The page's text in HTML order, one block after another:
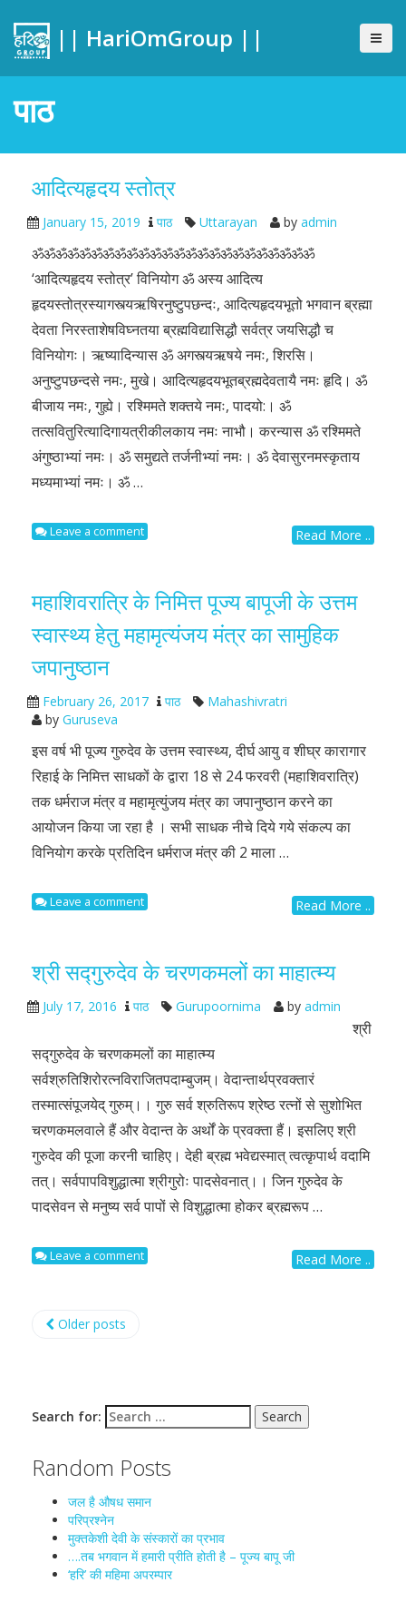
|| HariOmGroup ||
पाठ
आदित्यहृदय स्तोत्र
January 15, 2019 पाठ Uttarayan by admin
ॐॐॐॐॐॐॐॐॐॐॐॐॐॐॐॐॐॐॐॐॐॐॐॐ
‘आदित्यहृदय स्तोत्र’ विनियोग ॐ अस्य आदित्य
हृदयस्तोत्रस्यागस्त्यऋषिरनुष्टुपछन्दः, आदित्यहृदयभूतो भगवान ब्रह्मा
देवता निरस्ताशेषविघ्नतया ब्रह्मविद्यासिद्धौ सर्वत्र जयसिद्धौ च
विनियोगः। ऋष्यादिन्यास ॐ अगस्त्यऋषये नमः, शिरसि।
अनुष्टुपछन्दसे नमः, मुखे। आदित्यहृदयभूतब्रह्मदेवतायै नमः हृदि। ॐ
बीजाय नमः, गुह्ये। रश्मिमते शक्तये नमः, पादयो:। ॐ
तत्सवितुरित्यादिगायत्रीकीलकाय नमः नाभौ। करन्यास ॐ रश्मिमते
अंगुष्ठाभ्यां नमः। ॐ समुद्यते तर्जनीभ्यां नमः। ॐ देवासुरनमस्कृताय
मध्यमाभ्यां नमः। ॐ …
Read More ..
Leave a comment
महाशिवरात्रि के निमित्त पूज्य बापूजी के उत्तम
स्वास्थ्य हेतु महामृत्यंजय मंत्र का सामुहिक
जपानुष्ठान
February 26, 2017 पाठ
Mahashivratri
by Guruseva
इस वर्ष भी पूज्य गुरुदेव के उत्तम स्वास्थ्य, दीर्घ आयु व शीघ्र कारागार
रिहाई के निमित्त साधकों के द्वारा 18 से 24 फरवरी (महाशिवरात्रि)
तक धर्मराज मंत्र व महामृत्युंजय मंत्र का जपानुष्ठान करने का
आयोजन किया जा रहा है । सभी साधक नीचे दिये गये संकल्प का
विनियोग करके प्रतिदिन धर्मराज मंत्र की 2 माला …
Read More ..
Leave a comment
श्री सद्गुरुदेव के चरणकमलों का माहात्म्य
July 17, 2016 पाठ Gurupoornima by admin
श्री
सद्गुरुदेव के चरणकमलों का माहात्म्य
सर्वश्रुतिशिरोरत्नविराजितपदाम्बुजम्। वेदान्तार्थप्रवक्तारं
तस्मात्संपूजयेद् गुरुम्।। गुरु सर्व श्रुतिरूप श्रेष्ठ रत्नों से सुशोभित
चरणकमलवाले हैं और वेदान्त के अर्थों के प्रवक्ता हैं। इसलिए श्री
गुरुदेव की पूजा करनी चाहिए। देही ब्रह्म भवेद्यस्मात् त्वत्कृपार्थ वदामि
तत्। सर्वपापविशुद्धात्मा श्रीगुरोः पादसेवनात्।। जिन गुरुदेव के
पादसेवन से मनुष्य सर्व पापों से विशुद्धात्मा होकर ब्रह्मरूप …
Read More ..
Leave a comment
Older posts
Search for:
Random Posts
जल है औषध समान
परिप्रश्नेन
मुक्तकेशी देवी के संस्कारों का प्रभाव
….तब भगवान में हमारी प्रीति होती है – पूज्य बापू जी
‘हरि’ की महिमा अपरम्पार